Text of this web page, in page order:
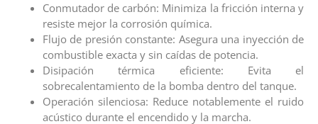
Conmutador de carbón: Minimiza la fricción interna y
resiste mejor la corrosión química.
Flujo de presión constante: Asegura una inyección de
combustible exacta y sin caídas de potencia.
Disipación térmica eficiente: Evita el
sobrecalentamiento de la bomba dentro del tanque.
Operación silenciosa: Reduce notablemente el ruido
acústico durante el encendido y la marcha.